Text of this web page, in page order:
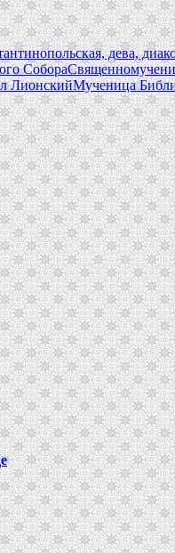
дева,
Собора
ЛионскийМученица